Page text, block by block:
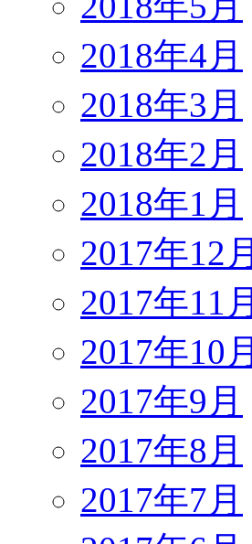
2018年4月
2018年3月
2018年2月
2018年1月
2017年12月
2017年11月
2017年10月
2017年9月
2017年8月
2017年7月